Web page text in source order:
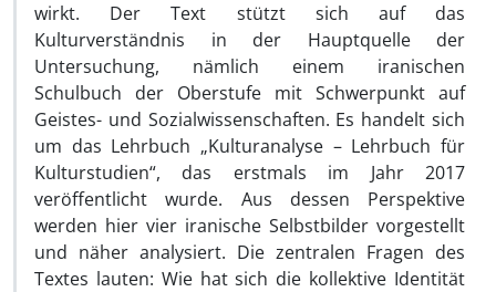
wirkt. Der Text stützt sich auf das
Kulturverständnis in der Hauptquelle der
Untersuchung, nämlich einem iranischen
Schulbuch der Oberstufe mit Schwerpunkt auf
Geistes- und Sozialwissenschaften. Es handelt sich
um das Lehrbuch „Kulturanalyse – Lehrbuch für
Kulturstudien“, das erstmals im Jahr 2017
veröffentlicht wurde. Aus dessen Perspektive
werden hier vier iranische Selbstbilder vorgestellt
und näher analysiert. Die zentralen Fragen des
Textes lauten: Wie hat sich die kollektive Identität